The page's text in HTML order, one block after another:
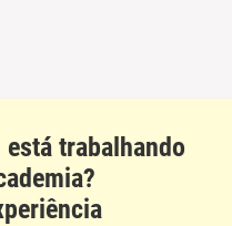
trabalhando